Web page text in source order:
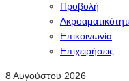
Προβολή
Επικοινωνία
Επιχειρήσεις
8 Αυγούστου 2026